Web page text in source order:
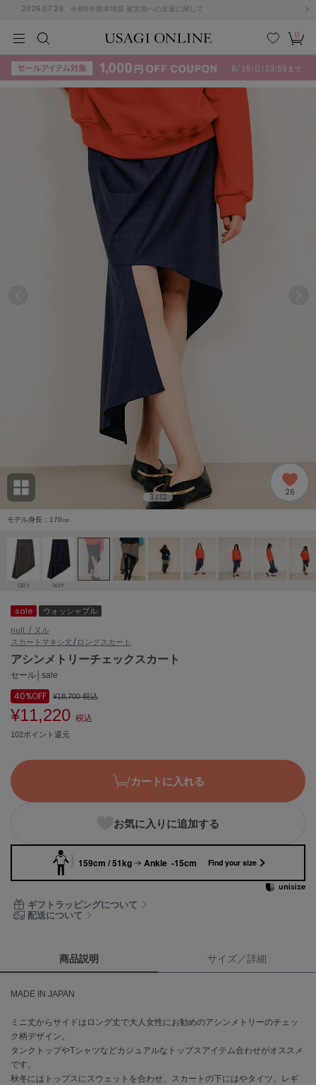
2026.07.29 令和8年熊本地震 被災地への支援に関して
検索
お気
に入
カー
ト
0
KIDSBABYBEAUTYLIFE STYLE
ョン雑貨 (865)
/ランジェリー (127)
ェア (121)
(124)
KIDSBABYBEAUTYLIFE STYLE
D E F G
L M N
S T
その
アシーム
adidas by Stella McCartney
アディダス バイ ステラマッカートニー
Ame no chi Hare
アメノチハレ
アモマ
ánuans
アニュアンス
ànuke
アンヌーク
ASICS
アシックス
Ballelite
バレリット
バンドリヤー
Barbour
バブアー
ビヨンドクローゼット
Calvin Klein
カルバン・クライン
Clarks Premium
クラークス
CODE A
コードエー
モデル身長：170㎝
3 / 12 26
GRY NVY
sale
ウォッシャブル
null. / ヌル
スカート マキシ丈/ロングスカート
アシンメトリーチェックスカート
セール│sale
40%OFF ¥18,700税込
¥11,220 税込
102ポイント還元
カートに入れる
お気に入りに追加する
159cm / 51kg Ankle -15cm Find your size
ギフトラッピングについて
配送について
商品説明 サイズ／詳細
MADE IN JAPAN
ミニ丈からサイドはロング丈で大人女性にお勧めのアシンメトリーのチェッ
ク柄デザイン。
タンクトップやTシャツなどカジュアルなトップスアイテム合わせがオススメ
です。
秋冬にはトップスにスウェットを合わせ、スカートの下にはやタイツ、レギ